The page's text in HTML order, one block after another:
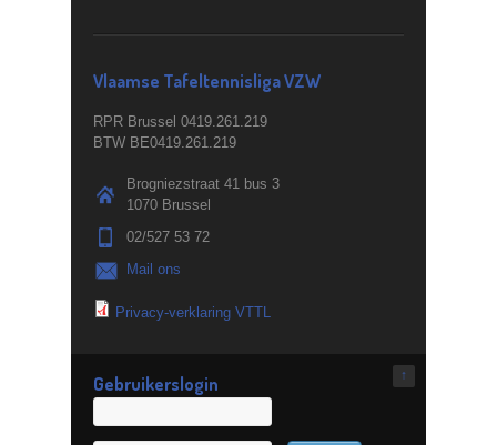
Vlaamse Tafeltennisliga VZW
RPR Brussel 0419.261.219
BTW BE0419.261.219
Brogniezstraat 41 bus 3
1070 Brussel
02/527 53 72
Mail ons
Privacy-verklaring VTTL
↑
Gebruikerslogin